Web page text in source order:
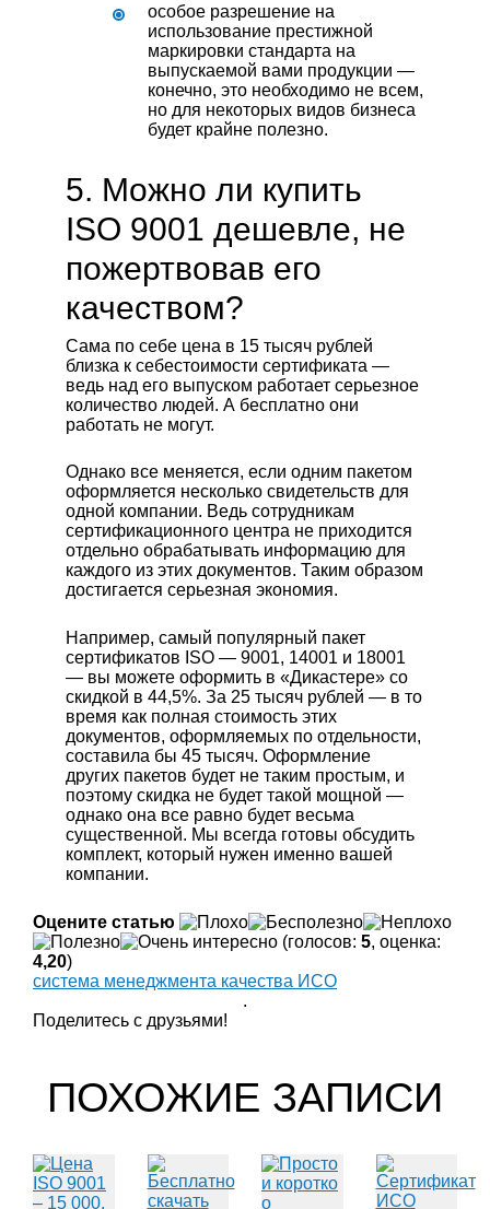
особое разрешение на
использование престижной
маркировки стандарта на
выпускаемой вами продукции —
конечно, это необходимо не всем,
но для некоторых видов бизнеса
будет крайне полезно.
5. Можно ли купить
ISO 9001 дешевле, не
пожертвовав его
качеством?
Сама по себе цена в 15 тысяч рублей
близка к себестоимости сертификата —
ведь над его выпуском работает серьезное
количество людей. А бесплатно они
работать не могут.
Однако все меняется, если одним пакетом
оформляется несколько свидетельств для
одной компании. Ведь сотрудникам
сертификационного центра не приходится
отдельно обрабатывать информацию для
каждого из этих документов. Таким образом
достигается серьезная экономия.
Например, самый популярный пакет
сертификатов ISO — 9001, 14001 и 18001
— вы можете оформить в «Дикастере» со
скидкой в 44,5%. За 25 тысяч рублей — в то
время как полная стоимость этих
документов, оформляемых по отдельности,
составила бы 45 тысяч. Оформление
других пакетов будет не таким простым, и
поэтому скидка не будет такой мощной —
однако она все равно будет весьма
существенной. Мы всегда готовы обсудить
комплект, который нужен именно вашей
компании.
Оцените статью
(голосов: 5, оценка:
4,20)
система менеджмента качества ИСО
.
Поделитесь с друзьями!
ПОХОЖИЕ ЗАПИСИ